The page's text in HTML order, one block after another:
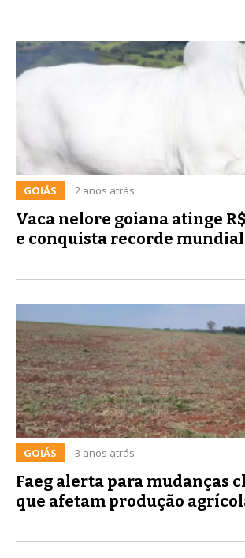
GOIÁS 2 anos atrás
Vaca nelore goiana atinge
e conquista recorde mundial
GOIÁS 3 anos atrás
Faeg alerta para mudanças
que afetam produção